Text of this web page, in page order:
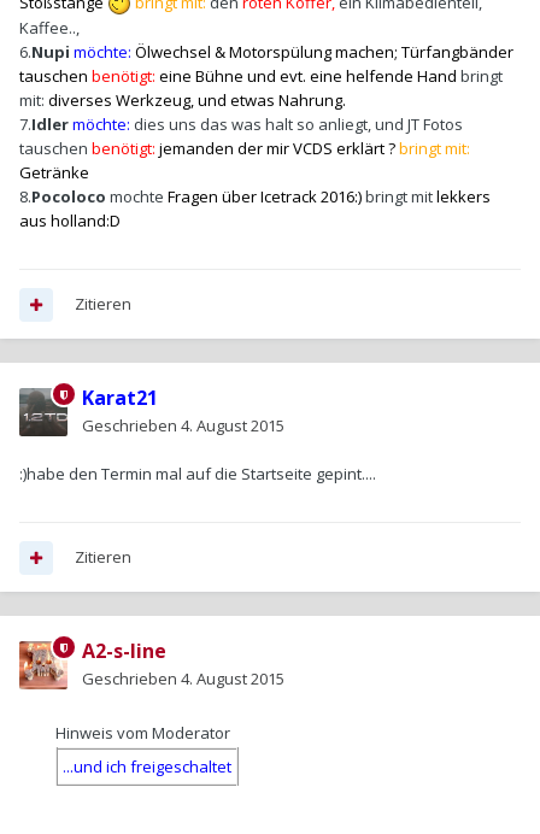
Kaffee..,
6.Nupi möchte: Ölwechsel & Motorspülung machen; Türfangbänder
tauschen benötigt: eine Bühne und evt. eine helfende Hand bringt
mit: diverses Werkzeug, und etwas Nahrung.
7.Idlermöchte: dies uns das was halt so anliegt, und JT Fotos
tauschen benötigt: jemanden der mir VCDS erklärt ?bringt mit:
Getränke
8.Pocoloco mochte Fragen über Icetrack 2016:)bringt mitlekkers
aus holland:D
Zitieren
Karat21
Geschrieben 4. August 2015
:)habe den Termin mal auf die Startseite gepint....
Zitieren
A2-s-line
Geschrieben 4. August 2015
Hinweis vom Moderator
...und ich freigeschaltet